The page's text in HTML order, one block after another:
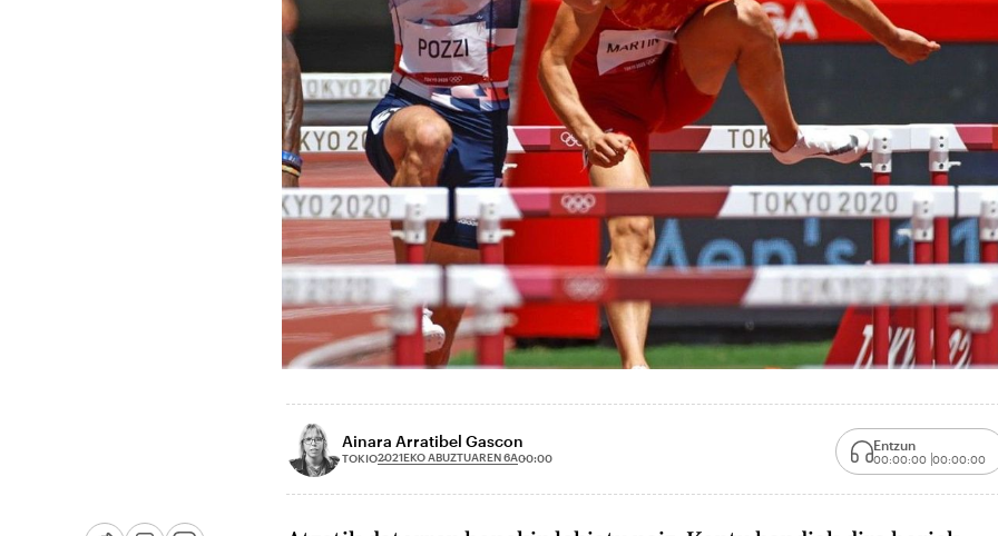
Ainara Arratibel Gascon
TOKIO2021EKO ABUZTUAREN 6A00:00
Entzun
00:00:00 00:00:00